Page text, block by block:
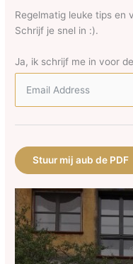
Regelmatig leuke tips en
Schrijf je snel in :).
Ja, ik schrijf me in voor
Stuur mij aub de PDF